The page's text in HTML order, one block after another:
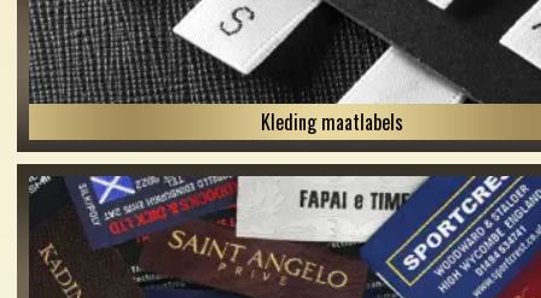
Kleding maatlabels